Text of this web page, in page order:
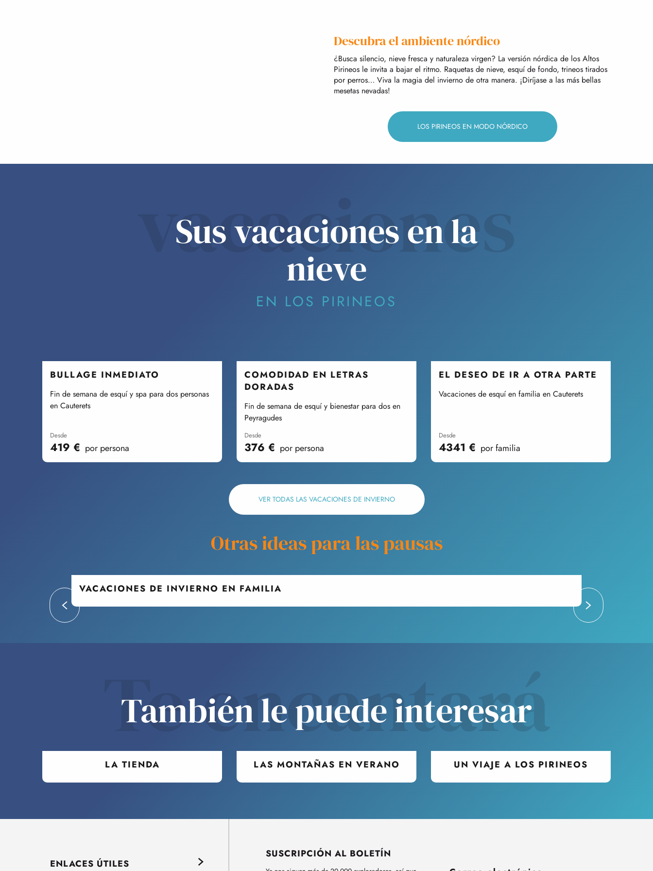
Descubra el ambiente nórdico
¿Busca silencio, nieve fresca y naturaleza virgen? La versión nórdica de los Altos
Pirineos le invita a bajar el ritmo. Raquetas de nieve, esquí de fondo, trineos tirados
por perros… Viva la magia del invierno de otra manera. ¡Diríjase a las más bellas
mesetas nevadas!
LOS PIRINEOS EN MODO NÓRDICO
vacaciones
Sus vacaciones en la
nieve
EN LOS PIRINEOS
BULLAGE INMEDIATO
Fin de semana de esquí y spa para dos personas
en Cauterets
desde
419 € por persona
COMODIDAD EN LETRAS
DORADAS
Fin de semana de esquí y bienestar para dos en
Peyragudes
desde
376 € por persona
EL DESEO DE IR A OTRA PARTE
Vacaciones de esquí en familia en Cauterets
desde
4341 € por familia
VER TODAS LAS VACACIONES DE INVIERNO
Otras ideas para las pausas
VACACIONES DE INVIERNO EN FAMILIA ESQUÍ Y
Te encantará
También le puede interesar
LA TIENDA LAS MONTAÑAS EN VERANO UN VIAJE A LOS PIRINEOS
ENLACES ÚTILES
SUSCRIPCIÓN AL BOLETÍN